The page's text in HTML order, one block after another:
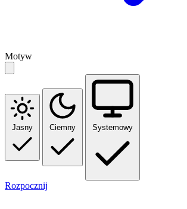
Motyw
Jasny Ciemny Systemowy
Rozpocznij